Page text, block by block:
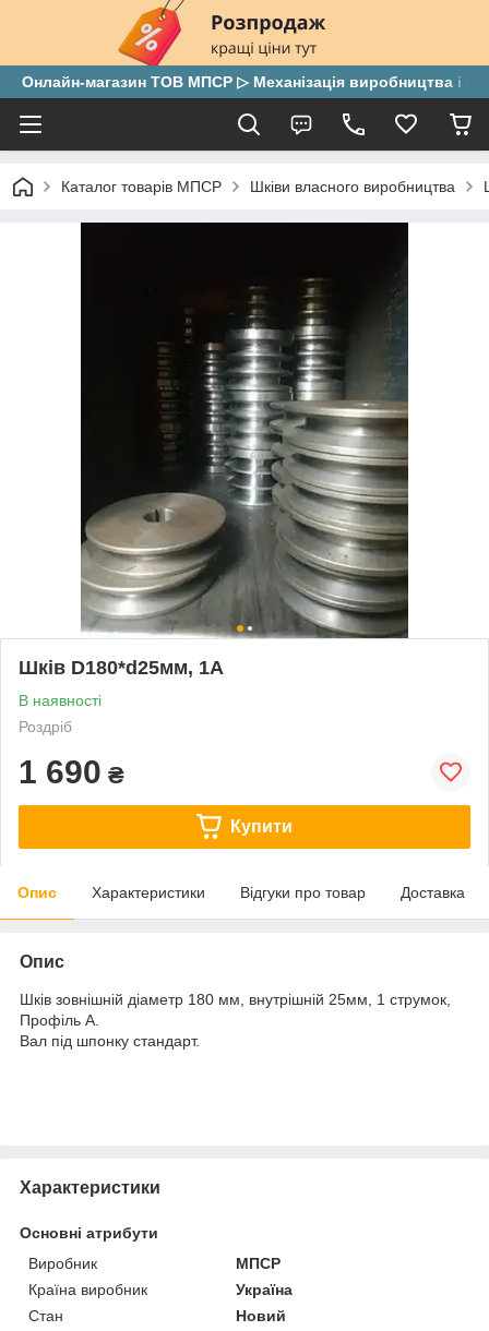
Онлайн-магазин ТОВ МПСР ▷ Механізація виробництва і
Каталог товарів МПСР Шківи власного виробництва
Шків D180*d25мм, 1А
В наявності
Роздріб
1 690 ₴
Купити
Опис Характеристики Відгуки про товар Доставка
Опис
Шків зовнішній діаметр 180 мм, внутрішній 25мм, 1 струмок,
Профіль А.
Вал під шпонку стандарт.
Характеристики
Основні атрибути
Виробник
МПСР
Країна виробник
Україна
Стан
Новий